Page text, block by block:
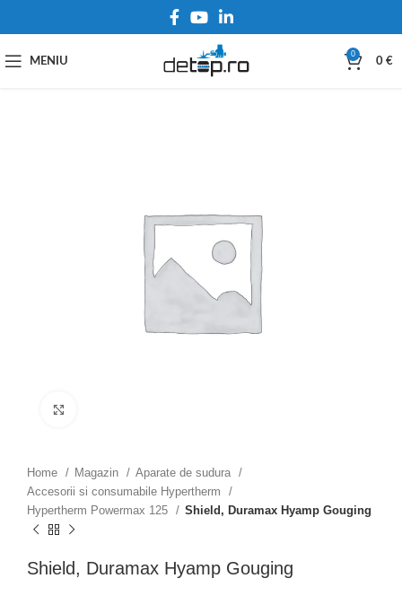
MENIU
0
0 €
Home Magazin
Aparate de sudura
Accesorii si consumabile Hypertherm
Hypertherm Powermax 125
Shield, Duramax Hyamp Gouging
Shield, Duramax Hyamp Gouging